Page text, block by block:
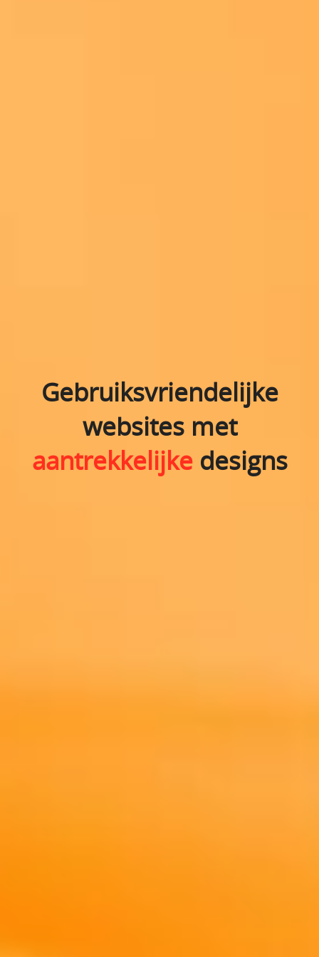
Gebruiksvriendelijke
websites met
aantrekkelijkedesigns